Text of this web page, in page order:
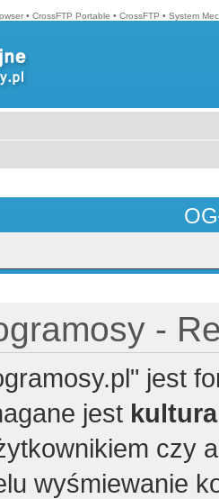
• CrossFTP Portable • CrossFTP • System
-
jest
jest
czy
wyśmiewanie